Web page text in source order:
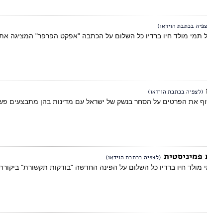
בכתבת הוידאו)
תמי מולד חיו ברדיו כל השלום על הכתבה "אפקט הפרפר" המציגה
(לצפיה בכתבת הוידאו)
את הפרטים על הסחר בנשק של ישראל עם מדינות בהן מתבצעים
פמיניסטית (לצפיה בכתבת הוידאו)
מולד חיו ברדיו כל השלום על הפינה החדשה "בודקות תקשורת"